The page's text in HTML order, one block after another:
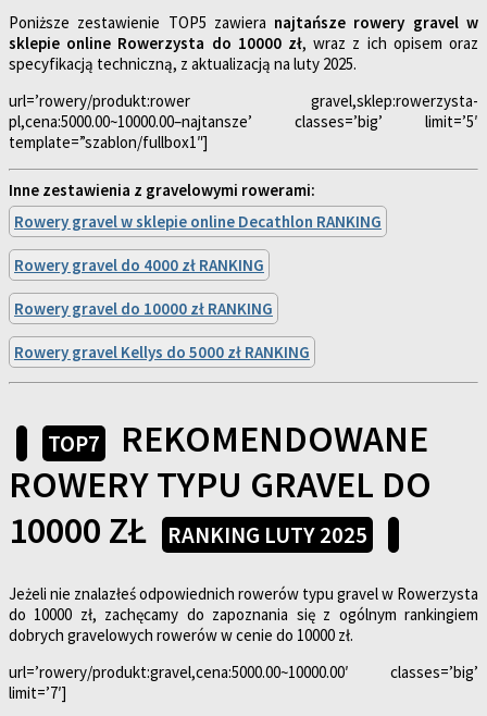
Poniższe zestawienie TOP5 zawiera najtańsze rowery gravel w
sklepie online Rowerzysta do 10000 zł, wraz z ich opisem oraz
specyfikacją techniczną, z aktualizacją na luty 2025.
url=’rowery/produkt:rower gravel,sklep:rowerzysta-
pl,cena:5000.00~10000.00–najtansze’ classes=’big’ limit=’5′
template=”szablon/fullbox1″]
Inne zestawienia z gravelowymi rowerami:
Rowery gravel w sklepie online Decathlon RANKING
Rowery gravel do 4000 zł RANKING
Rowery gravel do 10000 zł RANKING
Rowery gravel Kellys do 5000 zł RANKING
TOP7
REKOMENDOWANE
ROWERY TYPU GRAVEL DO
10000 ZŁ
RANKING LUTY 2025
Jeżeli nie znalazłeś odpowiednich rowerów typu gravel w Rowerzysta
do 10000 zł, zachęcamy do zapoznania się z ogólnym rankingiem
dobrych gravelowych rowerów w cenie do 10000 zł.
url=’rowery/produkt:gravel,cena:5000.00~10000.00′ classes=’big’
limit=’7′]